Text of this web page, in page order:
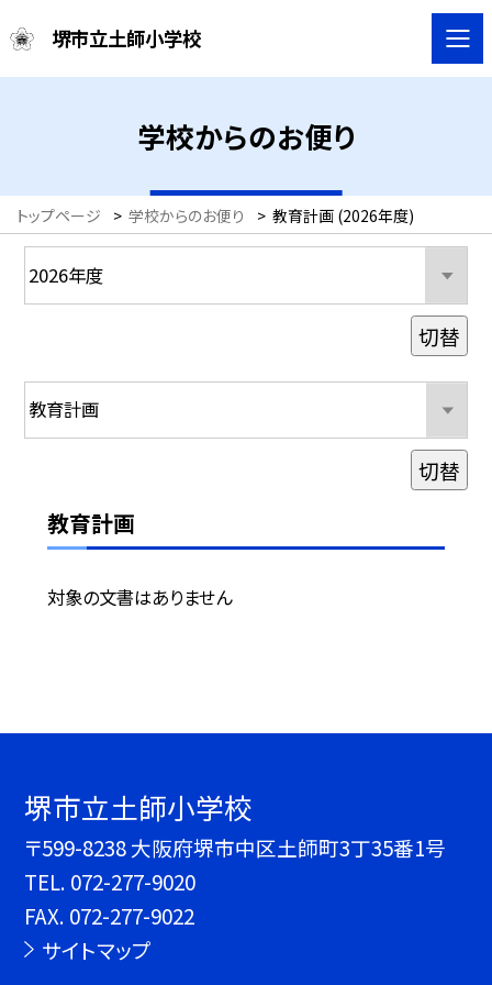
堺市立土師小学校
学校からのお便り
トップページ > 学校からのお便り > 教育計画 (2026年度)
教育計画
対象の文書はありません
切替
切替
堺市立土師小学校
〒599-8238 大阪府堺市中区土師町3丁35番1号
TEL. 072-277-9020
FAX. 072-277-9022
サイトマップ